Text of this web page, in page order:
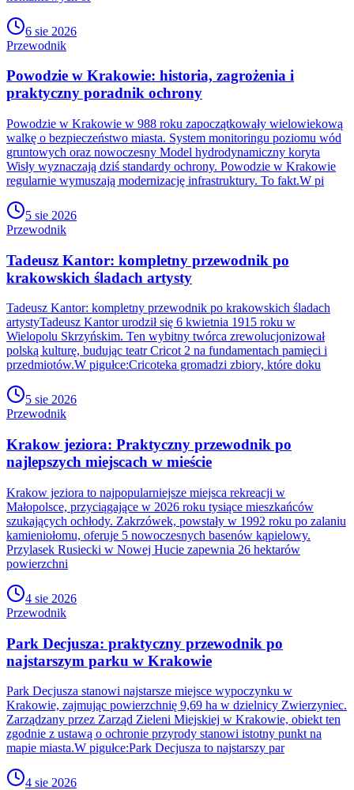
6 sie 2026
Przewodnik
Powodzie w Krakowie: historia, zagrożenia i
praktyczny poradnik ochrony
Powodzie w Krakowie w 988 roku zapoczątkowały wielowiekową
walkę o bezpieczeństwo miasta. System monitoringu poziomu wód
gruntowych oraz nowoczesny Model hydrodynamiczny koryta
Wisły wyznaczają dziś standardy ochrony. Powodzie w Krakowie
regularnie wymuszają modernizację infrastruktury. To fakt.W pi
5 sie 2026
Przewodnik
Tadeusz Kantor: kompletny przewodnik po
krakowskich śladach artysty
Tadeusz Kantor: kompletny przewodnik po krakowskich śladach
artystyTadeusz Kantor urodził się 6 kwietnia 1915 roku w
Wielopolu Skrzyńskim. Ten wybitny twórca zrewolucjonizował
polską kulturę, budując teatr Cricot 2 na fundamentach pamięci i
przedmiotów.W pigułce:Cricoteka gromadzi zbiory, które doku
5 sie 2026
Przewodnik
Krakow jeziora: Praktyczny przewodnik po
najlepszych miejscach w mieście
Krakow jeziora to najpopularniejsze miejsca rekreacji w
Małopolsce, przyciągające w 2026 roku tysiące mieszkańców
szukających ochłody. Zakrzówek, powstały w 1992 roku po zalaniu
kamieniołomu, oferuje 5 nowoczesnych basenów kąpielowy.
Przylasek Rusiecki w Nowej Hucie zapewnia 26 hektarów
powierzchni
4 sie 2026
Przewodnik
Park Decjusza: praktyczny przewodnik po
najstarszym parku w Krakowie
Park Decjusza stanowi najstarsze miejsce wypoczynku w
Krakowie, zajmując powierzchnię 9,69 ha w dzielnicy Zwierzyniec.
Zarządzany przez Zarząd Zieleni Miejskiej w Krakowie, obiekt ten
zgodnie z ustawą o ochronie przyrody stanowi istotny punkt na
mapie miasta.W pigułce:Park Decjusza to najstarszy par
4 sie 2026